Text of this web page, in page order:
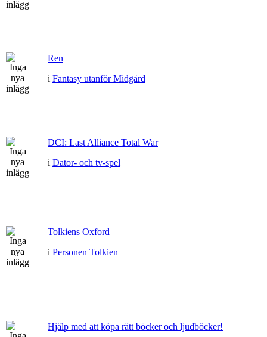
Ren
i Fantasy utanför Midgård
DCI: Last Alliance Total War
i Dator- och tv-spel
Tolkiens Oxford
i Personen Tolkien
Hjälp med att köpa rätt böcker och ljudböcker!